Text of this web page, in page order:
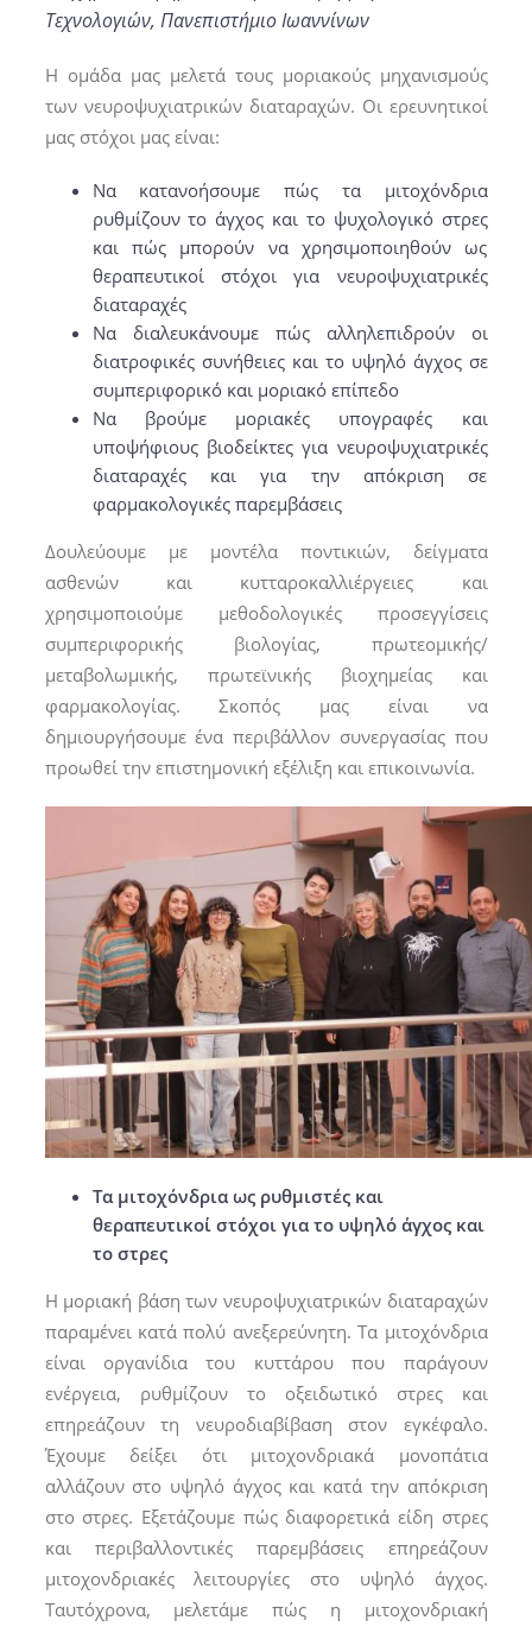
Τεχνολογιών, Πανεπιστήμιο Ιωαννίνων
Η ομάδα μας μελετά τους μοριακούς μηχανισμούς
των νευροψυχιατρικών διαταραχών. Οι ερευνητικοί
μας στόχοι μας είναι:
Να κατανοήσουμε πώς τα μιτοχόνδρια
ρυθμίζουν το άγχος και το ψυχολογικό στρες
και πώς μπορούν να χρησιμοποιηθούν ως
θεραπευτικοί στόχοι για νευροψυχιατρικές
διαταραχές
Να διαλευκάνουμε πώς αλληλεπιδρούν oι
διατροφικές συνήθειες και το υψηλό άγχος σε
συμπεριφορικό και μοριακό επίπεδο
Να βρούμε μοριακές υπογραφές και
υποψήφιους βιοδείκτες για νευροψυχιατρικές
διαταραχές και για την απόκριση σε
φαρμακολογικές παρεμβάσεις
Δουλεύουμε με μοντέλα ποντικιών, δείγματα
ασθενών και κυτταροκαλλιέργειες και
χρησιμοποιούμε μεθοδολογικές προσεγγίσεις
συμπεριφορικής βιολογίας, πρωτεομικής/
μεταβολωμικής, πρωτεϊνικής βιοχημείας και
φαρμακολογίας. Σκοπός μας είναι να
δημιουργήσουμε ένα περιβάλλον συνεργασίας που
προωθεί την επιστημονική εξέλιξη και επικοινωνία.
Τα μιτοχόνδρια ως ρυθμιστές και
θεραπευτικοί στόχοι για το υψηλό άγχος και
το στρες
Η μοριακή βάση των νευροψυχιατρικών διαταραχών
παραμένει κατά πολύ ανεξερεύνητη. Τα μιτοχόνδρια
είναι οργανίδια του κυττάρου που παράγουν
ενέργεια, ρυθμίζουν το οξειδωτικό στρες και
επηρεάζουν τη νευροδιαβίβαση στον εγκέφαλο.
Έχουμε δείξει ότι μιτοχονδριακά μονοπάτια
αλλάζουν στο υψηλό άγχος και κατά την απόκριση
στο στρες. Εξετάζουμε πώς διαφορετικά είδη στρες
και περιβαλλοντικές παρεμβάσεις επηρεάζουν
μιτοχονδριακές λειτουργίες στο υψηλό άγχος.
Ταυτόχρονα, μελετάμε πώς η μιτοχονδριακή